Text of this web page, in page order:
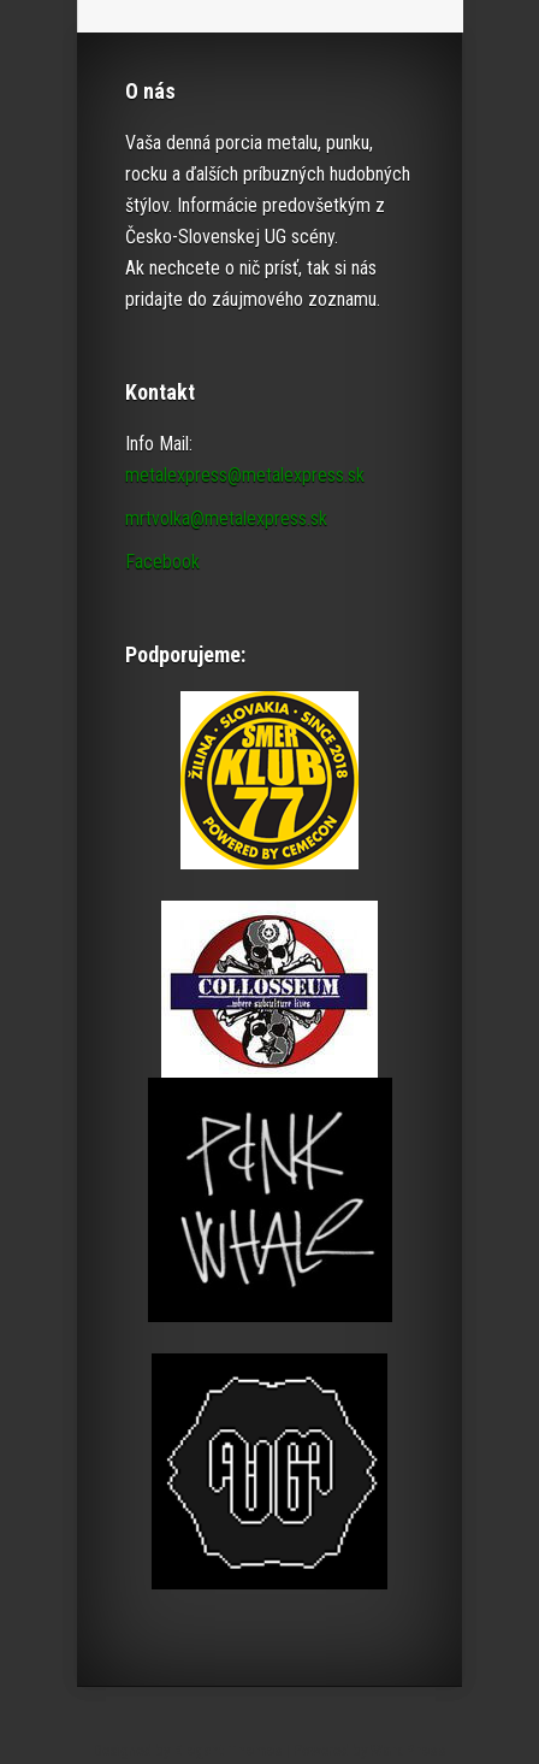
O nás
Vaša denná porcia metalu, punku,
rocku a ďalších príbuzných hudobných
štýlov. Informácie predovšetkým z
Česko-Slovenskej UG scény.
Ak nechcete o nič prísť, tak si nás
pridajte do záujmového zoznamu.
Kontakt
Info Mail:
metalexpress@metalexpress.sk
mrtvolka@metalexpress.sk
Facebook
Podporujeme: